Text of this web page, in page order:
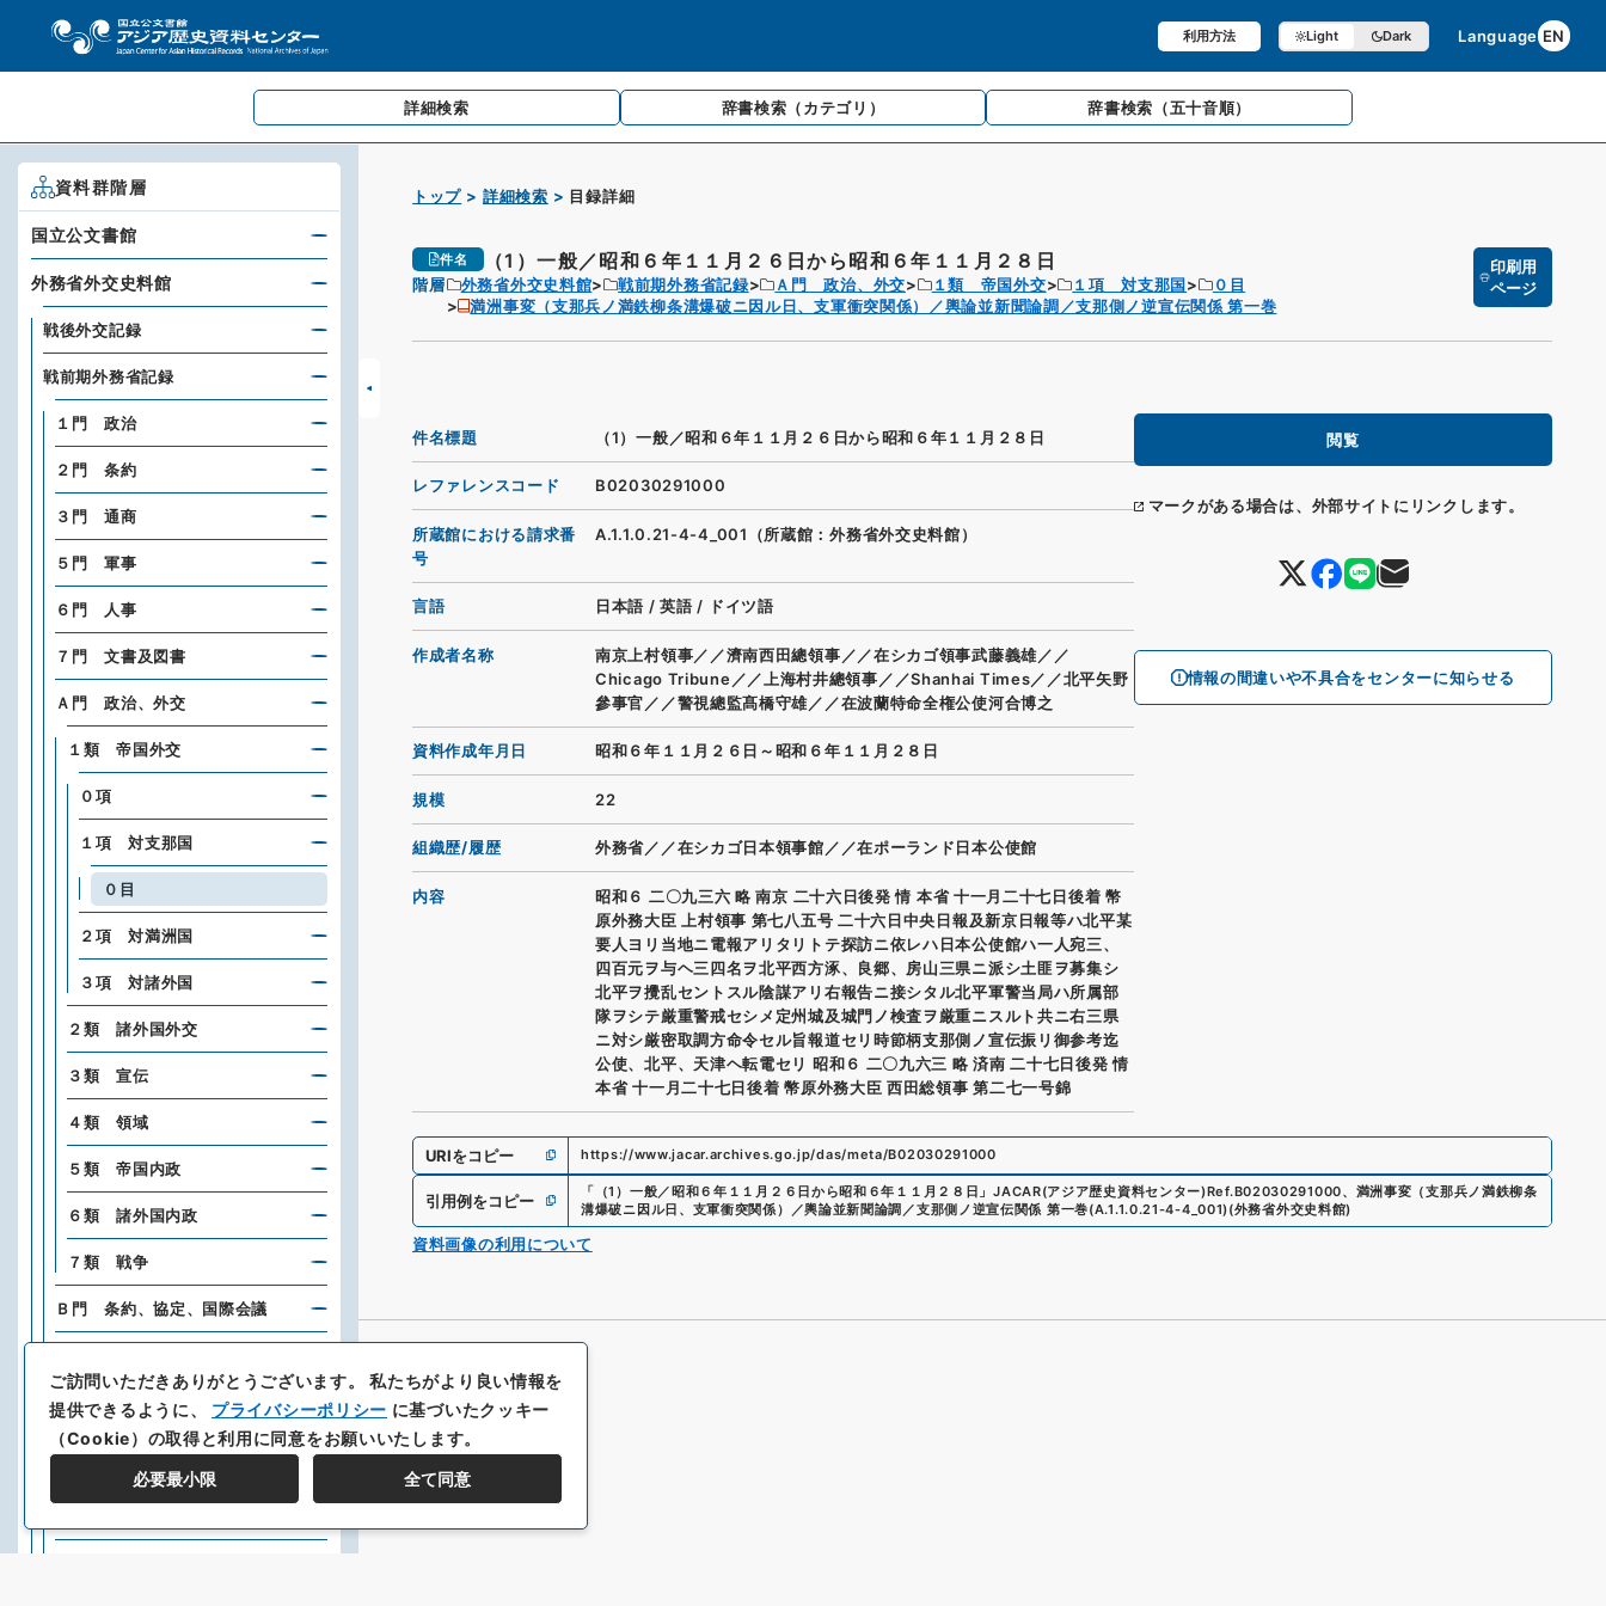
利用方法 Light Dark Language EN
詳細検索 辞書検索 （カテゴリ） 辞書検索 （五十音順）
トップ 詳細検索 目録詳細
件名 （1）一般／昭和６年１１月２６日から昭和６年１１月２８日
階層 外務省外交史料館 戦前期外務省記録 Ａ門 政治、外交 １類 帝国外交 １項 対支那国
０目
満洲事変（支那兵ノ満鉄柳条溝爆破ニ因ル日、支軍衝突関係）／輿論並新聞論調／支那側ノ逆宣伝関係 第一巻
印刷用
ページ
閲覧
マークがある場合は、外部サイトにリンクします。
情報の間違いや不具合をセンターに知らせる
件名標題 （1）一般／昭和６年１１月２６日から昭和６年１１月２８日
レファレンスコード B02030291000
所蔵館における請求番
号
A.1.1.0.21-4-4_001（所蔵館：外務省外交史料館）
言語 日本語 / 英語 / ドイツ語
作成者名称
南京上村領事／／濟南西田總領事／／在シカゴ領事武藤義雄／／
Chicago Tribune／／上海村井總領事／／Shanhai Times／／北平矢野
參事官／／警視總監髙橋守雄／／在波蘭特命全権公使河合博之
資料作成年月日 昭和６年１１月２６日～昭和６年１１月２８日
規模 22
組織歴/履歴 外務省／／在シカゴ日本領事館／／在ポーランド日本公使館
内容
昭和６ 二〇九三六 略 南京 二十六日後発 情 本省 十一月二十七日後着 幣
原外務大臣 上村領事 第七八五号 二十六日中央日報及新京日報等ハ北平某
要人ヨリ当地ニ電報アリタリトテ探訪ニ依レハ日本公使館ハ一人宛三、
四百元ヲ与ヘ三四名ヲ北平西方涿、良郷、房山三県ニ派シ土匪ヲ募集シ
北平ヲ攪乱セントスル陰謀アリ右報告ニ接シタル北平軍警当局ハ所属部
隊ヲシテ厳重警戒セシメ定州城及城門ノ検査ヲ厳重ニスルト共ニ右三県
ニ対シ厳密取調方命令セル旨報道セリ時節柄支那側ノ宣伝振リ御参考迄
公使、北平、天津ヘ転電セリ 昭和６ 二〇九六三 略 済南 二十七日後発 情
本省 十一月二十七日後着 幣原外務大臣 西田総領事 第二七一号錦
URIをコピー https://www.jacar.archives.go.jp/das/meta/B02030291000
引用例をコピー 「 （1）一般／昭和６年１１月２６日から昭和６年１１月２８日 」JACAR(アジア歴史資料センター)Ref.B02030291000、 満洲事変（支那兵ノ満鉄柳条
溝爆破ニ因ル日、支軍衝突関係）／輿論並新聞論調／支那側ノ逆宣伝関係 第一巻(A.1.1.0.21-4-4_001)(外務省外交史料館)
資料画像の利用について
資料群階層
国立公文書館
外務省外交史料館
戦後外交記録
戦前期外務省記録
１門 政治
２門 条約
３門 通商
５門 軍事
６門 人事
７門 文書及図書
Ａ門 政治、外交
１類 帝国外交
０項
１項 対支那国
０目
２項 対満洲国
３項 対諸外国
２類 諸外国外交
３類 宣伝
４類 領域
５類 帝国内政
６類 諸外国内政
７類 戦争
Ｂ門 条約、協定、国際会議
Ｅ門 財政、経済、産業、貿易
Ｆ門 交通、通信
ご訪問いただきありがとうございます。私たちがより良い情報を
提供できるように、 プライバシーポリシー に基づいたクッキー
（Cookie）の取得と利用に同意をお願いいたします。
必要最小限 全て同意